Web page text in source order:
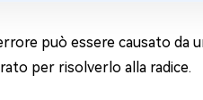
può essere causato da
per risolverlo alla radice.